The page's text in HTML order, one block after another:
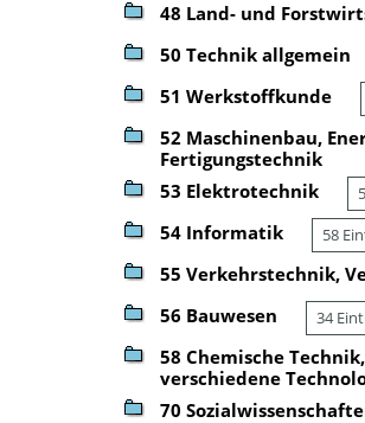
48 Land- und
50 Technik allgemein
51 Werkstoffkunde
52 Maschinenbau,
Fertigungstechnik
53 Elektrotechnik
54 Informatik 58
55 Verkehrstechnik,
56 Bauwesen 34
58 Chemische
verschiedene
70